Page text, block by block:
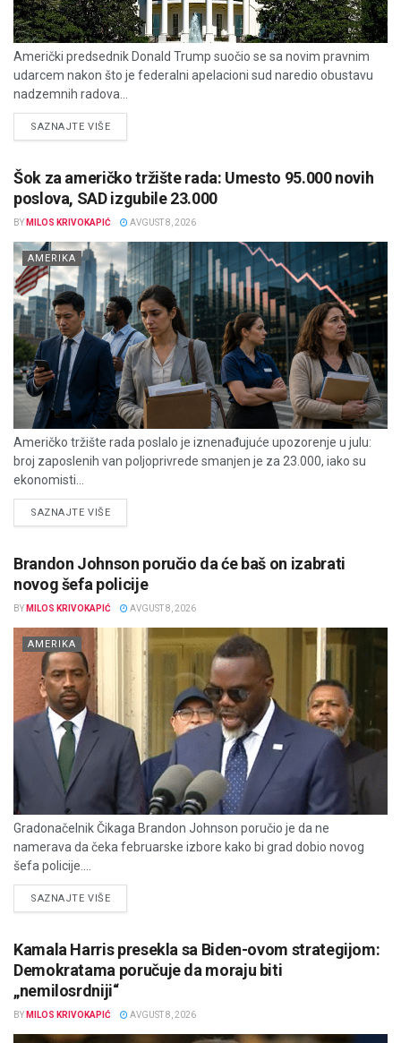
Američki predsednik Donald Trump suočio se sa novim pravnim
udarcem nakon što je federalni apelacioni sud naredio obustavu
nadzemnih radova...
SAZNAJTE VIŠEDETAILS
Šok za američko tržište rada: Umesto 95.000 novih
poslova, SAD izgubile 23.000
BY MILOS KRIVOKAPIĆ AVGUST 8, 2026
AMERIKA
Američko tržište rada poslalo je iznenađujuće upozorenje u julu:
broj zaposlenih van poljoprivrede smanjen je za 23.000, iako su
ekonomisti...
SAZNAJTE VIŠEDETAILS
Brandon Johnson poručio da će baš on izabrati
novog šefa policije
BY MILOS KRIVOKAPIĆ AVGUST 8, 2026
AMERIKA
Gradonačelnik Čikaga Brandon Johnson poručio je da ne
namerava da čeka februarske izbore kako bi grad dobio novog
šefa policije....
SAZNAJTE VIŠEDETAILS
Kamala Harris presekla sa Biden-ovom strategijom:
Demokratama poručuje da moraju biti
„nemilosrdniji“
BY MILOS KRIVOKAPIĆ AVGUST 8, 2026